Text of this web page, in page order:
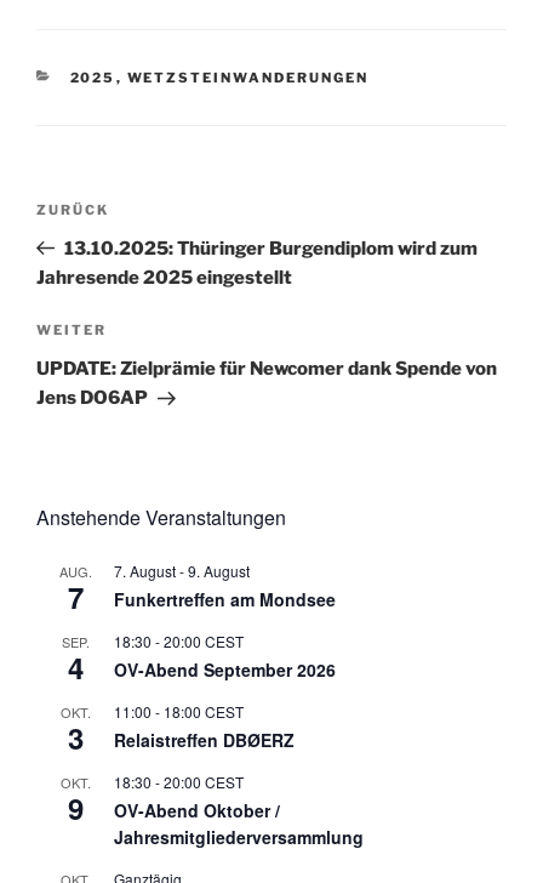
KATEGORIEN
2025 , WETZSTEINWANDERUNGEN
Beitragsnavigation
Vorheriger
Beitrag
ZURÜCK
13.10.2025: Thüringer Burgendiplom wird zum
Jahresende 2025 eingestellt
Nächster
Beitrag
WEITER
UPDATE: Zielprämie für Newcomer dank Spende von
Jens DO6AP
Anstehende Veranstaltungen
AUG.
7
7. August-9. August
Funkertreffen am Mondsee
SEP.
4
18:30 -20:00 CEST
OV-Abend September 2026
OKT.
3
11:00 - 18:00 CEST
Relaistreffen DBØERZ
OKT.
9
18:30 -20:00 CEST
OV-Abend Oktober /
Jahresmitgliederversammlung